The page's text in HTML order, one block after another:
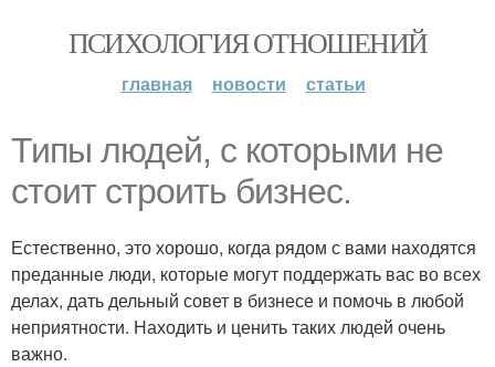
ПСИХОЛОГИЯ ОТНОШЕНИЙ
главная новости статьи
Типы людей, с которыми не
стоит строить бизнес.
Естественно, это хорошо, когда рядом с вами находятся
преданные люди, которые могут поддержать вас во всех
делах, дать дельный совет в бизнесе и помочь в любой
неприятности. Находить и ценить таких людей очень
важно.